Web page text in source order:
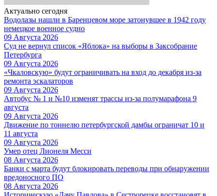
Актуально сегодня
Водолазы нашли в Баренцевом море затонувшее в 1942 году
немецкое военное судно
09 Августа 2026
Суд не вернул список «Яблока» на выборы в Заксобрание
Петербурга
09 Августа 2026
«Чкаловскую» будут ограничивать на вход до декабря из-за
ремонта эскалаторов
09 Августа 2026
Автобус № 1 и №10 изменят трассы из-за полумарафона 9
августа
09 Августа 2026
Движение по тоннелю петербургской дамбы ограничат 10 и
11 августа
09 Августа 2026
Умер отец Лионеля Месси
08 Августа 2026
Банки с марта будут блокировать переводы при обнаружении
вредоносного ПО
08 Августа 2026